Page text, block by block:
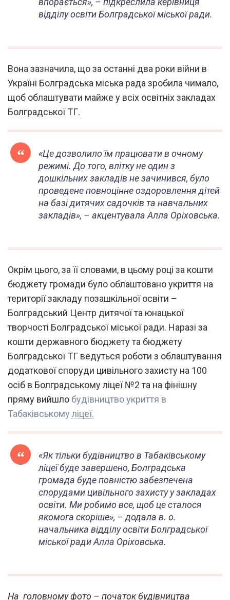
відділу освіти Болградської міської ради.
Вона зазначила, що за останні два роки війни в
Україні Болградська міська рада зробила чимало,
щоб облаштувати майже у всіх освітніх закладах
Болградської ТГ.
«Це дозволило їм працювати в очному
режимі. До того, влітку не один з
дошкільних закладів не зачинився, було
проведене повноцінне оздоровлення дітей
на базі дитячих садочків та навчальних
закладів», – акцентувала Алла Оріховська.
Окрім цього, за її словами, в цьому році за кошти
бюджету громади було облаштовано укриття на
території закладу позашкільної освіти –
Болградський Центр дитячої та юнацької
творчості Болградської міської ради. Наразі за
кошти державного бюджету та бюджету
Болградської ТГ ведуться роботи з облаштування
додаткової споруди цивільного захисту на 100
осіб в Болградському ліцеї №2 та на фінішну
пряму вийшло будівництво укриття в
Табаківському ліцеї.
«Як тільки будівництво в Табаківському
ліцеї буде завершено, Болградська
громада буде повністю забезпечена
спорудами цивільного захисту у закладах
освіти. Ми робимо все, щоб це сталося
якомога скоріше», – додала в. о.
начальника відділу освіти Болградської
міської ради Алла Оріховська.
На головному фото – початок будівництва